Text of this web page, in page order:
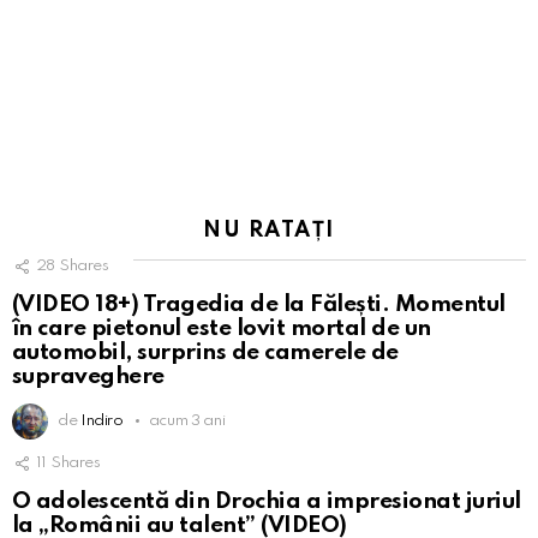
NU RATAȚI
28 Shares
(VIDEO 18+) Tragedia de la Fălești. Momentul
în care pietonul este lovit mortal de un
automobil, surprins de camerele de
supraveghere
de Indiro acum 3 ani
11 Shares
O adolescentă din Drochia a impresionat juriul
la „Românii au talent” (VIDEO)